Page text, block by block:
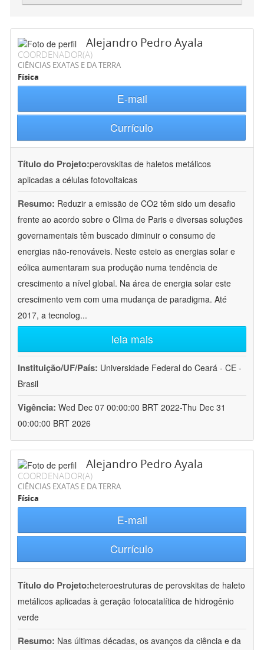
Alejandro Pedro Ayala
COORDENADOR(A)
CIÊNCIAS EXATAS E DA TERRA
Física
E-mail
Currículo
Título do Projeto:perovskitas de haletos metálicos
aplicadas a células fotovoltaicas
Resumo: Reduzir a emissão de CO2 têm sido um desafio
frente ao acordo sobre o Clima de Paris e diversas soluções
governamentais têm buscado diminuir o consumo de
energias não-renováveis. Neste esteio as energias solar e
eólica aumentaram sua produção numa tendência de
crescimento a nível global. Na área de energia solar este
crescimento vem com uma mudança de paradigma. Até
2017, a tecnolog...
leia mais
Instituição/UF/País: Universidade Federal do Ceará - CE -
Brasil
Vigência: Wed Dec 07 00:00:00 BRT 2022-Thu Dec 31
00:00:00 BRT 2026
Alejandro Pedro Ayala
COORDENADOR(A)
CIÊNCIAS EXATAS E DA TERRA
Física
E-mail
Currículo
Título do Projeto:heteroestruturas de perovskitas de haleto
metálicos aplicadas à geração fotocatalítica de hidrogênio
verde
Resumo: Nas últimas décadas, os avanços da ciência e da